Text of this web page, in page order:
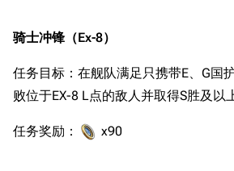
骑士冲锋（Ex-8）
任务目标：在舰队满足只携带E、G国
败位于EX-8 L点的敌人并取得S胜及以
任务奖励： x90